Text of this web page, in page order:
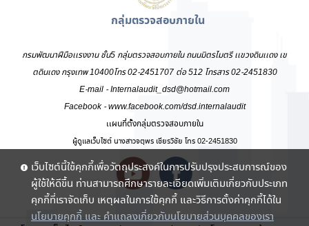
กลุ่มตรวจสอบภายใน
กรมพัฒนาฝีมือเเรงงาน ชั้น5 กลุ่มตรวจสอบภายใน ถนนมิตรไมตรี เเขวงดินเเดง เข
ตดินเดง กรุงเทพ 10400โทร 02-2451707 ต่อ 512 โทรสาร 02-2451830
E-mail - Internalaudit_dsd@hotmail.com
Facebook - www.facebook.com/dsd.internalaudit
เเผนที่ตั้งกลุ่มตรวจสอบภายใน
ผู้ดูเเลเว็บไซต์ นางสาวจตุพร เชียรวิชัย โทร 02-2451830
เว็บไซต์นี้ใช้คุกกี้เพื่อวัตถุประสงค์ในการปรับปรุงประสบการณ์ของ
ผู้ใช้ให้ดีขึ้น ท่านสามารถศึกษารายละเอียดเพิ่มเติมเกี่ยวกับประเภท
คุกกี้ที่เราจัดเก็บ เหตุผลในการใช้คุกกี้ และวิธีการตั้งค่าคุกกี้ได้ใน
นโยบายคุกกี้ และ คำแถลงเกี่ยวกับนโยบายส่วนบุคคลของเรา